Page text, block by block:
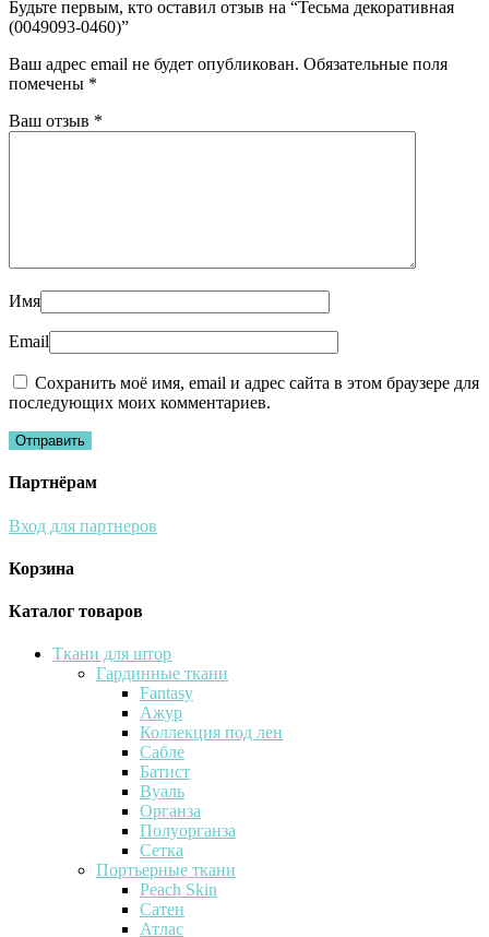
Будьте первым, кто оставил отзыв на “Тесьма декоративная
(0049093-0460)”
Ваш адрес email не будет опубликован. Обязательные поля
помечены *
Ваш отзыв *
Имя
Email
Сохранить моё имя, email и адрес сайта в этом браузере для
последующих моих комментариев.
Партнёрам
Вход для партнеров
Корзина
Каталог товаров
Ткани для штор
Гардинные ткани
Fantasy
Ажур
Коллекция под лен
Сабле
Батист
Вуаль
Органза
Полуорганза
Сетка
Портьерные ткани
Peach Skin
Сатен
Атлас